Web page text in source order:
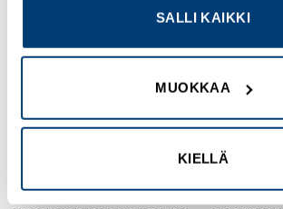
SALLI KAIKKI
MUOKKAA
KIELLÄ
Add to
wishlist
current and surge arre
MUUT
10A